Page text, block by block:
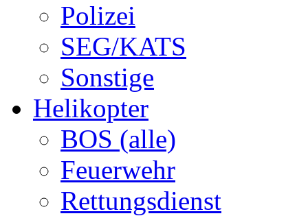
Polizei
SEG/KATS
Sonstige
Helikopter
BOS (alle)
Feuerwehr
Rettungsdienst